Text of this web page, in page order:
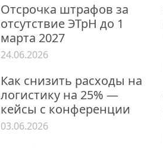
Отсрочка штрафов за
отсутствие ЭТрН до 1
марта 2027
24.06.2026
Как снизить расходы на
логистику на 25% —
кейсы с конференции
03.06.2026